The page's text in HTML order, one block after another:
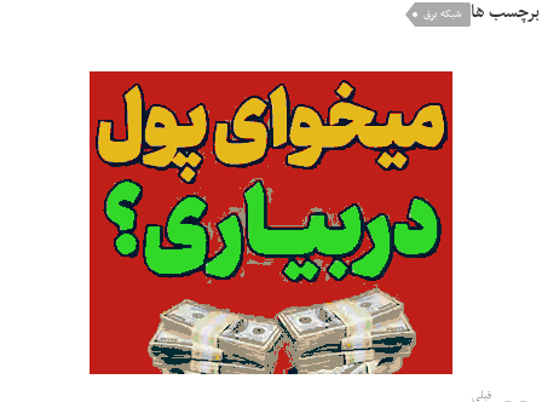
برچسب ها شبکه برق
قبلی